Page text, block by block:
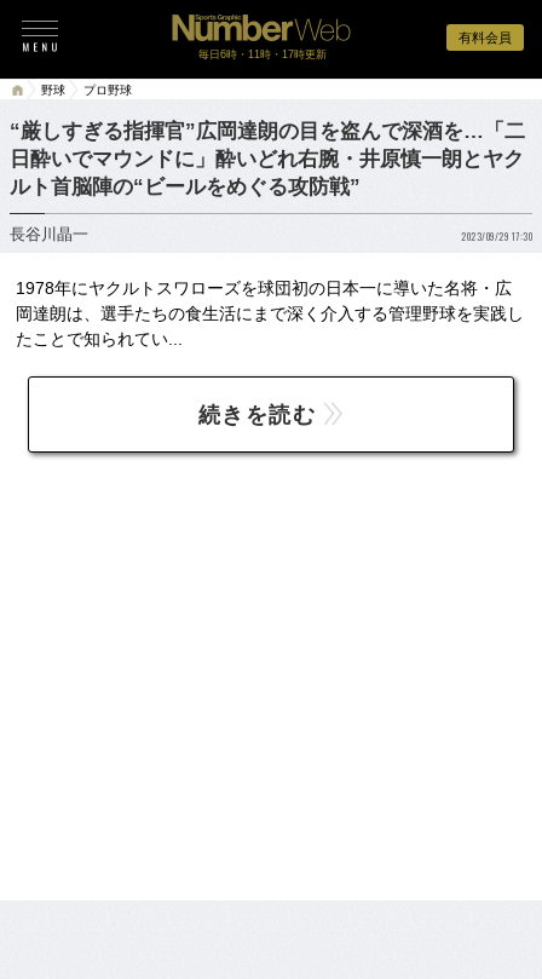
有料会員
毎日6時・11時・17時更新
野球 プロ野球
“厳しすぎる指揮官”広岡達朗の目を盗んで深酒を…「二
日酔いでマウンドに」酔いどれ右腕・井原慎一朗とヤク
ルト首脳陣の“ビールをめぐる攻防戦”
長谷川晶一 2023/09/29 17:30
1978年にヤクルトスワローズを球団初の日本一に導いた名将・広
岡達朗は、選手たちの食生活にまで深く介入する管理野球を実践し
たことで知られてい...
続きを読む